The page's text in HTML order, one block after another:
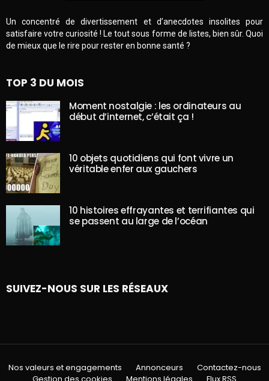
Un concentré de divertissement et d’anecdotes insolites pour
satisfaire votre curiosité ! Le tout sous forme de listes, bien sûr. Quoi
de mieux que le rire pour rester en bonne santé ?
TOP 3 DU MOIS
Moment nostalgie : les ordinateurs au
début d’internet, c’était ça !
10 objets quotidiens qui font vivre un
véritable enfer aux gauchers
10 histoires effrayantes et terrifiantes qui
se passent au large de l’océan
SUIVEZ-NOUS SUR LES RÉSEAUX
Nos valeurs et engagements Annonceurs
Contactez-nous
Gestion des cookies
Mentions légales Flux RSS